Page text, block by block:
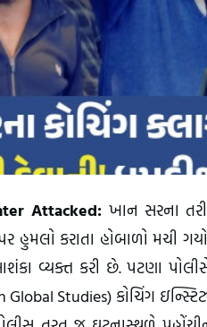
Attacked: ખાન સરના
પર હુમલો કરાતા હોબાળો
વ્યક્ત કરી છે. પટણા
Studies) કોચિંગ